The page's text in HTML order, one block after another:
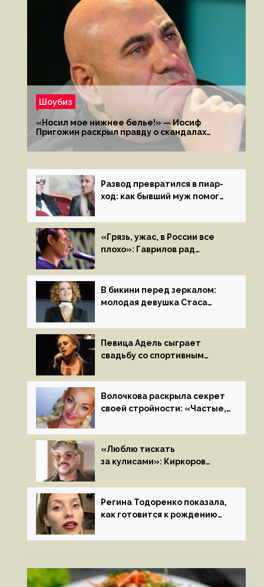
Шоубиз
«Носил мое нижнее белье!» — Иосиф
Пригожин раскрыл правду о скандалах
с мужем своей экс-жены
Развод превратился в пиар-
ход: как бывший муж помог
«Грязь, ужас, в России все
плохо»: Гаврилов рад
иноагентов
В бикини перед зеркалом:
молодая девушка Стаса
на камеру
Певица Адель сыграет
свадьбу со спортивным
летом
Волочкова раскрыла секрет
своей стройности: «Частые,
«Люблю тискать
за кулисами»: Киркоров
к молодой особе
Регина Тодоренко показала,
как готовится к рождению